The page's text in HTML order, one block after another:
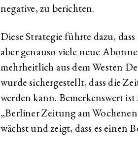
negative, zu berichten.
Diese Strategie führte dazu,
aber genauso viele neue
mehrheitlich aus dem Westen
wurde sichergestellt, dass die
werden kann. Bemerkenswert
„Berliner Zeitung am
wächst und zeigt, dass es einen